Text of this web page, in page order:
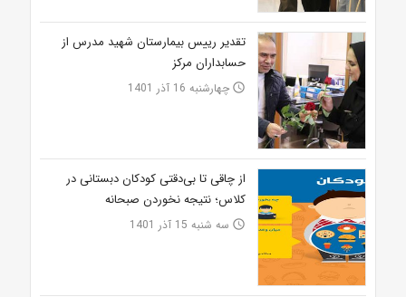
تقدیر رییس بیمارستان شهید مدرس از
حسابداران مرکز
access_time چهارشنبه 16 آذر 1401
از چاقی تا بی‌دقتی کودکان دبستانی در
کلاس؛ نتیجه نخوردن صبحانه
access_time سه شنبه 15 آذر 1401